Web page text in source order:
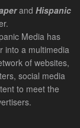
and Hispanic
Media has
into a multimedia
of websites,
social media
to meet the